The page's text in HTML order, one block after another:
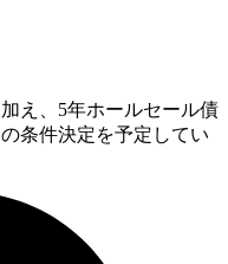
え、5年ホールセール債
条件決定を予定してい